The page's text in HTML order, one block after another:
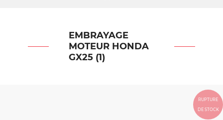
EMBRAYAGE
MOTEUR HONDA
GX25 (1)
RUPTURE
DE STOCK